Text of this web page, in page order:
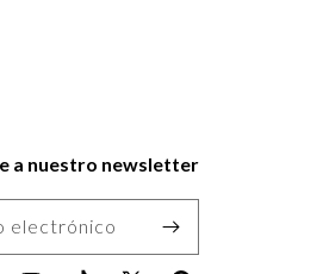
a nuestro newsletter
electrónico